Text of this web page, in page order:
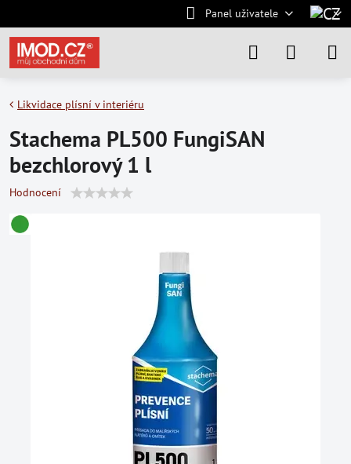
Panel uživatele
Likvidace plísní v interiéru
Stachema PL500 FungiSAN
bezchlorový 1 l
Hodnocení